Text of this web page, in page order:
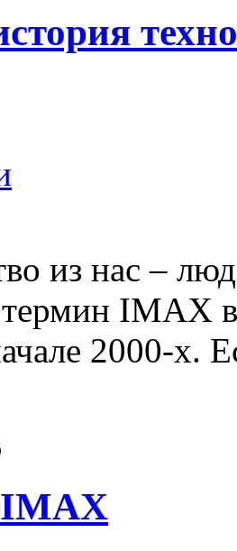
из нас –
IMAX
2000-х.